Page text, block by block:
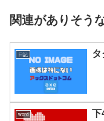
関連がありそう
日記
word